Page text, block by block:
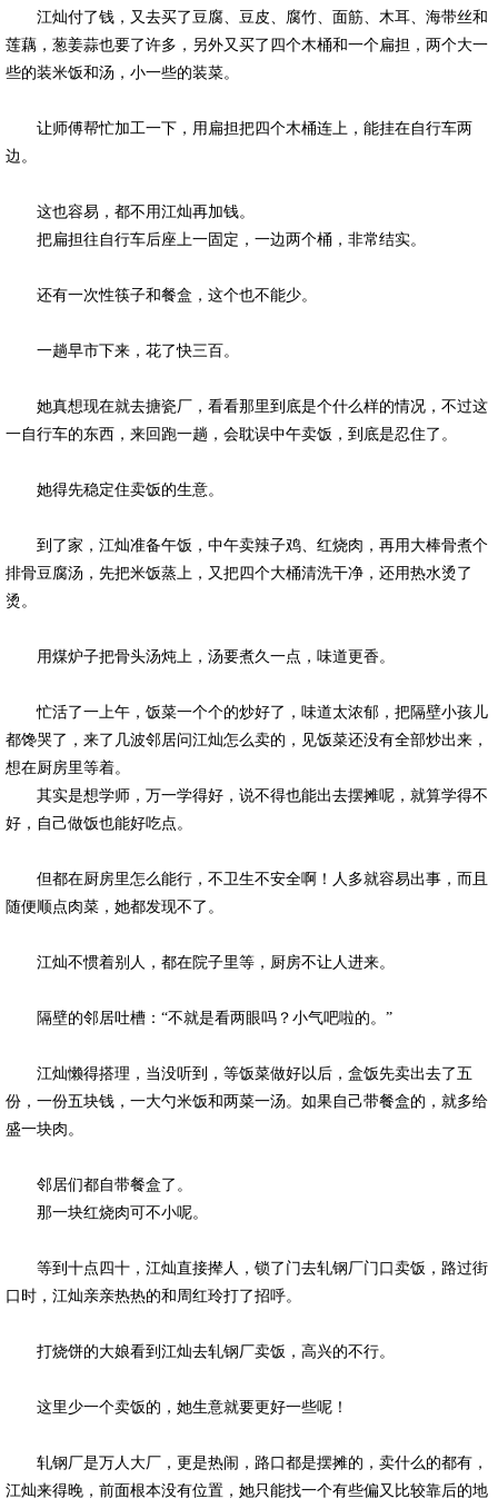
江灿付了钱，又去买了豆腐、豆皮、腐竹、面筋、木耳、海带丝和
莲藕，葱姜蒜也要了许多，另外又买了四个木桶和一个扁担，两个大一
些的装米饭和汤，小一些的装菜。
让师傅帮忙加工一下，用扁担把四个木桶连上，能挂在自行车两
边。
这也容易，都不用江灿再加钱。
把扁担往自行车后座上一固定，一边两个桶，非常结实。
还有一次性筷子和餐盒，这个也不能少。
一趟早市下来，花了快三百。
她真想现在就去搪瓷厂，看看那里到底是个什么样的情况，不过这
一自行车的东西，来回跑一趟，会耽误中午卖饭，到底是忍住了。
她得先稳定住卖饭的生意。
到了家，江灿准备午饭，中午卖辣子鸡、红烧肉，再用大棒骨煮个
排骨豆腐汤，先把米饭蒸上，又把四个大桶清洗干净，还用热水烫了
烫。
用煤炉子把骨头汤炖上，汤要煮久一点，味道更香。
忙活了一上午，饭菜一个个的炒好了，味道太浓郁，把隔壁小孩儿
都馋哭了，来了几波邻居问江灿怎么卖的，见饭菜还没有全部炒出来，
想在厨房里等着。
其实是想学师，万一学得好，说不得也能出去摆摊呢，就算学得不
好，自己做饭也能好吃点。
但都在厨房里怎么能行，不卫生不安全啊！人多就容易出事，而且
随便顺点肉菜，她都发现不了。
江灿不惯着别人，都在院子里等，厨房不让人进来。
隔壁的邻居吐槽：“不就是看两眼吗？小气吧啦的。”
江灿懒得搭理，当没听到，等饭菜做好以后，盒饭先卖出去了五
份，一份五块钱，一大勺米饭和两菜一汤。如果自己带餐盒的，就多给
盛一块肉。
邻居们都自带餐盒了。
那一块红烧肉可不小呢。
等到十点四十，江灿直接撵人，锁了门去轧钢厂门口卖饭，路过街
口时，江灿亲亲热热的和周红玲打了招呼。
打烧饼的大娘看到江灿去轧钢厂卖饭，高兴的不行。
这里少一个卖饭的，她生意就要更好一些呢！
轧钢厂是万人大厂，更是热闹，路口都是摆摊的，卖什么的都有，
江灿来得晚，前面根本没有位置，她只能找一个有些偏又比较靠后的地